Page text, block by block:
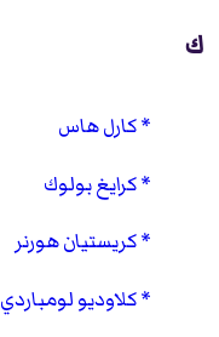
ك
كارل هاس
كرايغ بولوك
كريستيان هورنر
كلاوديو لومباردي